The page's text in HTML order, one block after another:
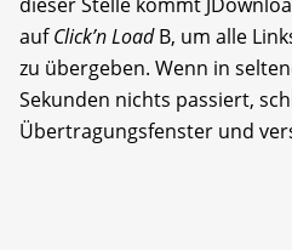
aufClick’n LoadB, um alle
zu übergeben. Wenn in
Sekunden nichts passiert,
Übertragungsfenster und